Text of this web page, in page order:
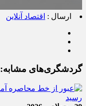
ارسال : اقتصاد آنلاین
گردشگری‌های مشابه: